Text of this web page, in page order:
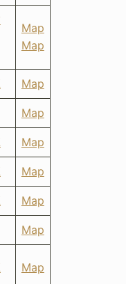
Map
Map
Map
Map
Map
Map
Map
Map
Map